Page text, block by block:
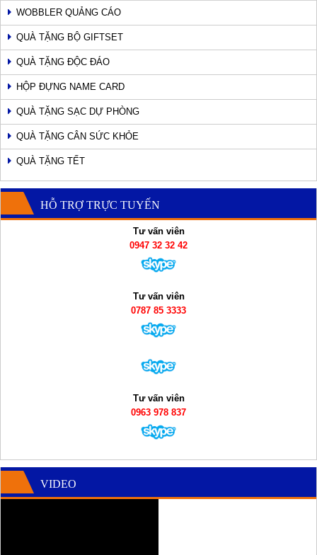
WOBBLER QUẢNG CÁO
QUÀ TẶNG BỘ GIFTSET
QUÀ TẶNG ĐỘC ĐÁO
HỘP ĐỰNG NAME CARD
QUÀ TẶNG SẠC DỰ PHÒNG
QUÀ TẶNG CÂN SỨC KHỎE
QUÀ TẶNG TẾT
HỖ TRỢ TRỰC TUYẾN
Tư vấn viên
0947 32 32 42
Tư vấn viên
0787 85 3333
Tư vấn viên
0963 978 837
VIDEO